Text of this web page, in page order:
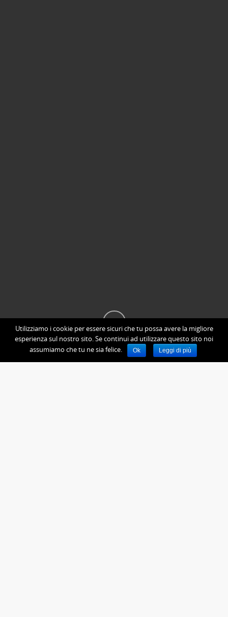
Utilizziamo i cookie per essere sicuri che tu possa avere la migliore
esperienza sul nostro sito. Se continui ad utilizzare questo sito noi
assumiamo che tu ne sia felice.
Ok Leggi di più